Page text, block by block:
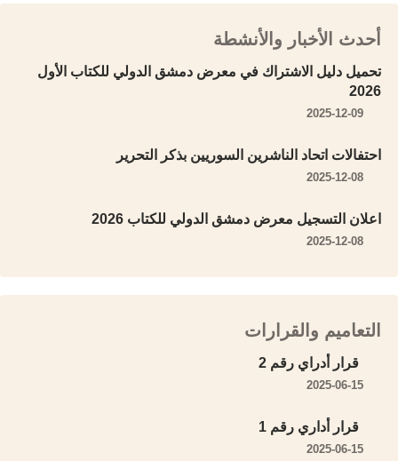
أحدث الأخبار والأنشطة
تحميل دليل الاشتراك في معرض دمشق الدولي للكتاب الأول
2026
2025-12-09
احتفالات اتحاد الناشرين السوريين بذكر التحرير
2025-12-08
اعلان التسجيل معرض دمشق الدولي للكتاب 2026
2025-12-08
التعاميم والقرارات
قرار أدراي رقم 2
2025-06-15
قرار أداري رقم 1
2025-06-15